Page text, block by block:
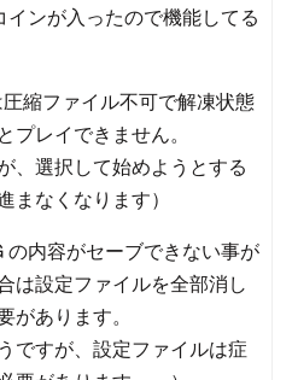
ンが入ったので機能してる
縮ファイル不可で解凍状態
プレイできません。
、選択して始めようとする
まなくなります）
内容がセーブできない事が
は設定ファイルを全部消し
があります。
ですが、設定ファイルは症